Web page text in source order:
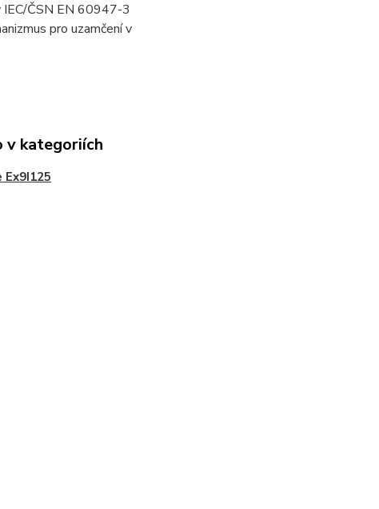
IEC/ČSN EN 60947-3
pro uzamčení v
v kategoriích
Ex9I125